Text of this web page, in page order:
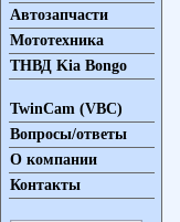
Автозапчасти
Мототехника
ТНВД Kia Bongo
TwinCam (VBC)
Вопросы/ответы
О компании
Контакты